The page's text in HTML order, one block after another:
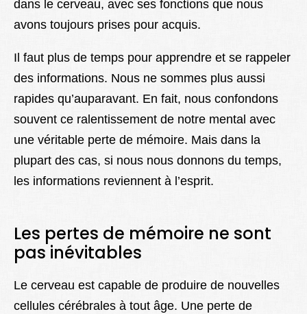
dans le cerveau, avec ses fonctions que nous
avons toujours prises pour acquis.
Il faut plus de temps pour apprendre et se rappeler
des informations. Nous ne sommes plus aussi
rapides qu’auparavant. En fait, nous confondons
souvent ce ralentissement de notre mental avec
une véritable perte de mémoire. Mais dans la
plupart des cas, si nous nous donnons du temps,
les informations reviennent à l’esprit.
Les pertes de mémoire ne sont
pas inévitables
Le cerveau est capable de produire de nouvelles
cellules cérébrales à tout âge. Une perte de